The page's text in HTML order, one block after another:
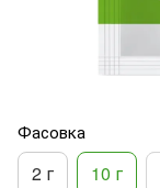
Фасовка
2 г 10 г